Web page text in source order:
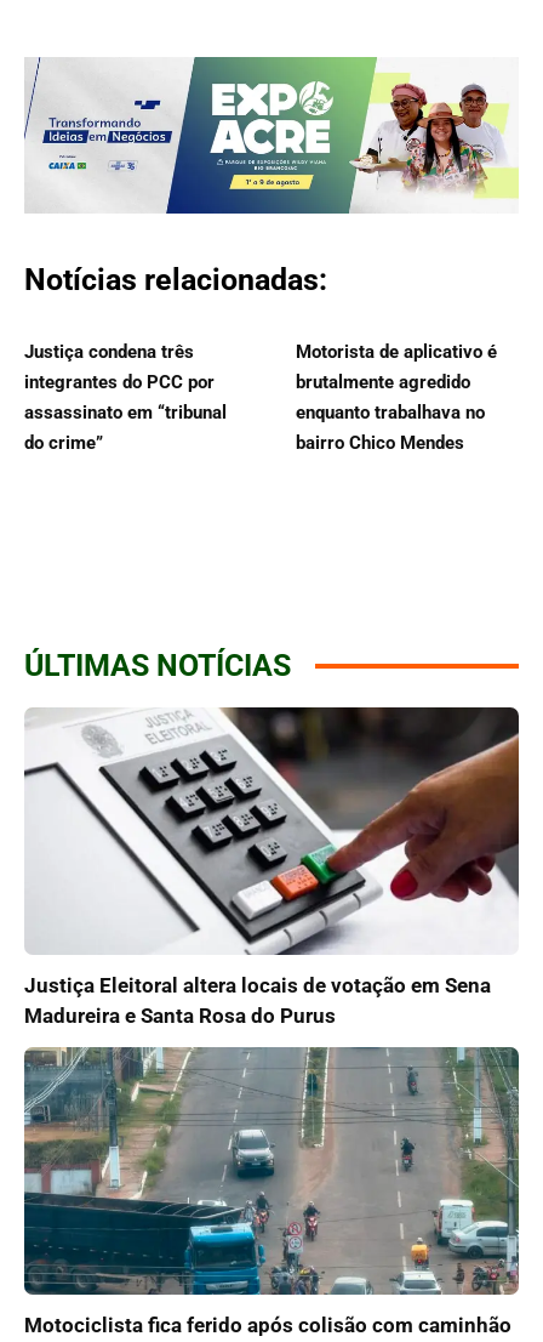
Notícias relacionadas:
Justiça condena três
integrantes do PCC por
assassinato em “tribunal
do crime”
Motorista de aplicativo é
brutalmente agredido
enquanto trabalhava no
bairro Chico Mendes
ÚLTIMAS NOTÍCIAS
Justiça Eleitoral altera locais de votação em Sena
Madureira e Santa Rosa do Purus
Motociclista fica ferido após colisão com caminhão